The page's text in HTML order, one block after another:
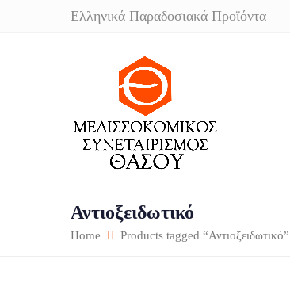
Ελληνικά Παραδοσιακά Προϊόντα
Αντιοξειδωτικό
Home Products tagged “Αντιοξειδωτικό”